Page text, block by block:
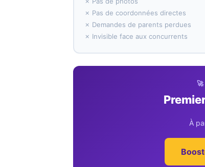
✗ Pas de coordonnées directes
✗ Demandes de parents perdues
✗ Invisible face aux concurrents
À